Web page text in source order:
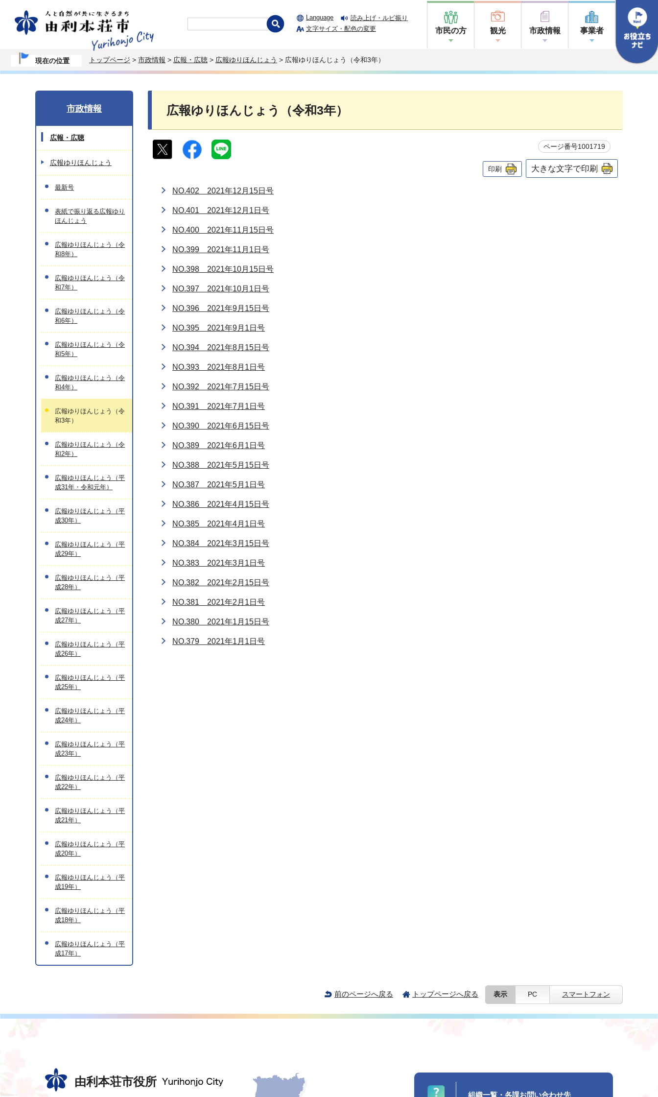
Language
読み上げ・ルビ振り
文字サイズ・配色の変更
市民の方 観光 市政情報 事業者
現在の位置 トップページ > 市政情報 > 広報・広聴 > 広報ゆりほんじょう > 広報ゆりほんじょう（令和3年）
広報ゆりほんじょう（令和3年）
ページ番号1001719
印刷 大きな文字で印刷
NO.402 2021年12月15日号
NO.401 2021年12月1日号
NO.400 2021年11月15日号
NO.399 2021年11月1日号
NO.398 2021年10月15日号
NO.397 2021年10月1日号
NO.396 2021年9月15日号
NO.395 2021年9月1日号
NO.394 2021年8月15日号
NO.393 2021年8月1日号
NO.392 2021年7月15日号
NO.391 2021年7月1日号
NO.390 2021年6月15日号
NO.389 2021年6月1日号
NO.388 2021年5月15日号
NO.387 2021年5月1日号
NO.386 2021年4月15日号
NO.385 2021年4月1日号
NO.384 2021年3月15日号
NO.383 2021年3月1日号
NO.382 2021年2月15日号
NO.381 2021年2月1日号
NO.380 2021年1月15日号
NO.379 2021年1月1日号
市政情報
広報・広聴
広報ゆりほんじょう
最新号
表紙で振り返る広報ゆり
ほんじょう
広報ゆりほんじょう（令
和8年）
広報ゆりほんじょう（令
和7年）
広報ゆりほんじょう（令
和6年）
広報ゆりほんじょう（令
和5年）
広報ゆりほんじょう（令
和4年）
広報ゆりほんじょう（令
和3年）
広報ゆりほんじょう（令
和2年）
広報ゆりほんじょう（平
成31年・令和元年）
広報ゆりほんじょう（平
成30年）
広報ゆりほんじょう（平
成29年）
広報ゆりほんじょう（平
成28年）
広報ゆりほんじょう（平
成27年）
広報ゆりほんじょう（平
成26年）
広報ゆりほんじょう（平
成25年）
広報ゆりほんじょう（平
成24年）
広報ゆりほんじょう（平
成23年）
広報ゆりほんじょう（平
成22年）
広報ゆりほんじょう（平
成21年）
広報ゆりほんじょう（平
成20年）
広報ゆりほんじょう（平
成19年）
広報ゆりほんじょう（平
成18年）
広報ゆりほんじょう（平
成17年）
前のページへ戻る トップページへ戻る 表示 PC スマートフォン
由利本荘市役所
組織一覧・各課お問い合わせ先